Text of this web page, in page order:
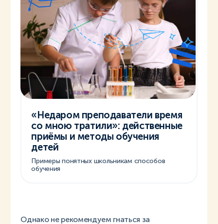
«Недаром преподаватели время
со мною тратили»: действенные
приёмы и методы обучения
детей
Примеры понятных школьникам способов
обучения
Однако не рекомендуем гнаться за